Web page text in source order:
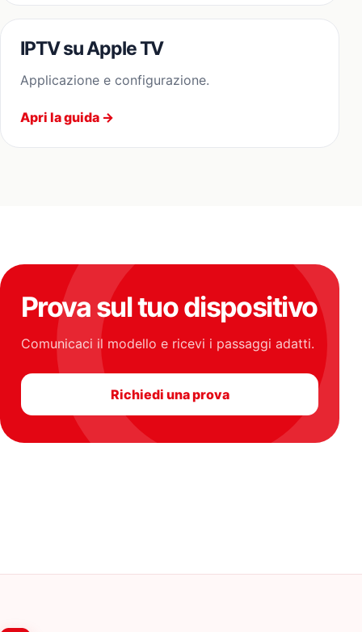
IPTV su Apple TV
Applicazione e configurazione.
Apri la guida →
Prova sul tuo dispositivo
Comunicaci il modello e ricevi i passaggi adatti.
Richiedi una prova